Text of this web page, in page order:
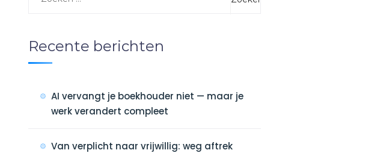
Recente berichten
AI vervangt je boekhouder niet — maar je
werk verandert compleet
Van verplicht naar vrijwillig: weg aftrek